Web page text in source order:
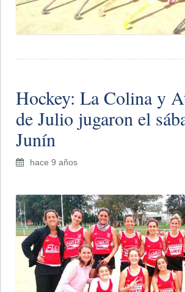
Hockey: La Colina y
de Julio jugaron el
Junín
hace 9 años